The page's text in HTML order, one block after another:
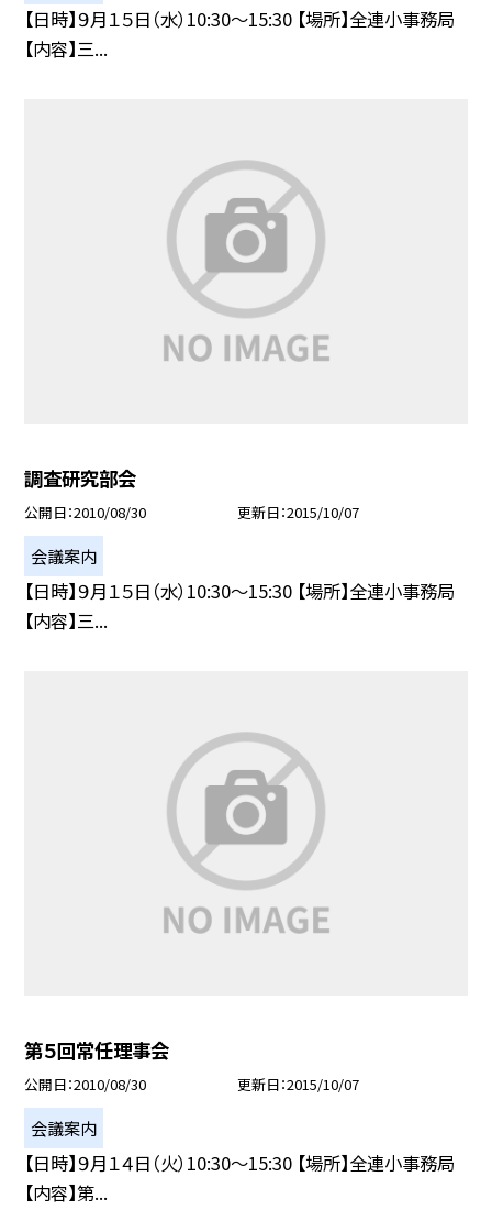
【日時】９月１５日（水）10:30〜15:30 【場所】全連小事務局
【内容】三...
調査研究部会
公開日 2010/08/30 更新日 2015/10/07
会議案内
【日時】９月１５日（水）10:30〜15:30 【場所】全連小事務局
【内容】三...
第５回常任理事会
公開日 2010/08/30 更新日 2015/10/07
会議案内
【日時】９月１４日（火）10:30〜15:30 【場所】全連小事務局
【内容】第...